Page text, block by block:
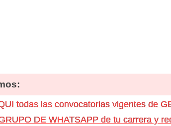
todas las convocatorias vigentes de
DE WHATSAPP de tu carrera y